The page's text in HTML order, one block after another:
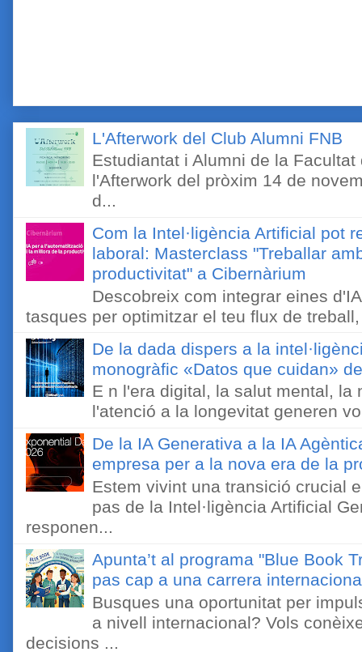
L'Afterwork del Club Alumni FNB
Estudiantat i Alumni de la
l'Afterwork del pròxim 14 de
d...
Com la Intel·ligència Artificial pot
laboral: Masterclass "Treballar
productivitat" a Cibernàrium
Descobreix com integrar eines
tasques per optimitzar el teu flux de
De la dada dispers a la
monogràfic «Datos que cuidan»
E n l'era digital, la salut mental, la
l'atenció a la longevitat generen
De la IA Generativa a la IA
empresa per a la nova era de la
Estem vivint una transició crucial
pas de la Intel·ligència Artificial
responen...
Apunta’t al programa "Blue Book
pas cap a una carrera
Busques una oportunitat per
a nivell internacional? Vols
decisions ...